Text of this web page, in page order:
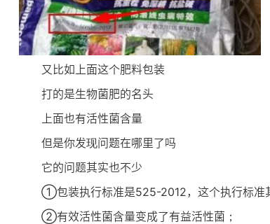
又比如上面这个肥料包装
打的是生物菌肥的名头
上面也有活性菌含量
但是你发现问题在哪里了吗
它的问题其实也不少
①包装执行标准是525-2012，这个执行标准
②有效活性菌含量变成了有益活性菌；